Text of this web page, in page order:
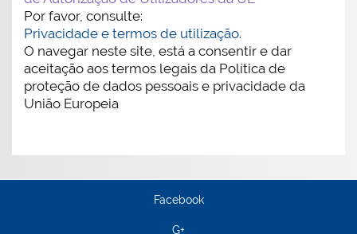
Por favor, consulte:
Privacidade e termos de utilização.
O navegar neste site, está a consentir e dar
aceitação aos termos legais da Política de
proteção de dados pessoais e privacidade da
União Europeia
Facebook
G+